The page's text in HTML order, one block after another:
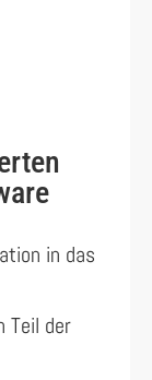
in das
Teil der